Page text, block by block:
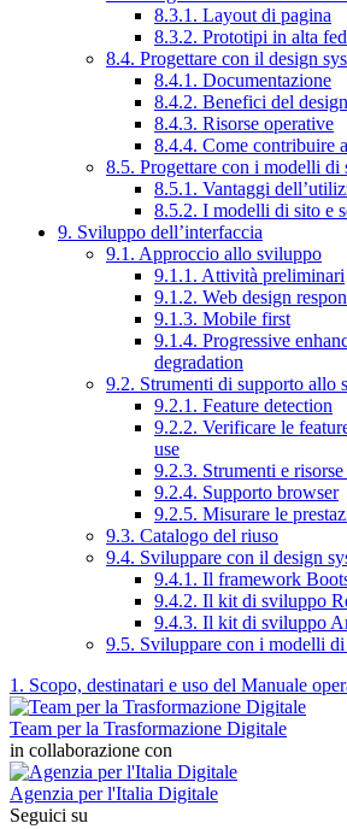
8.3.1. Layout di pagina
8.3.2. Prototipi in alta
8.4. Progettare con il design
8.4.1. Documentazione
8.4.2. Benefici del
8.4.3. Risorse operative
8.4.4. Come contribuire
8.5. Progettare con i modelli di
8.5.1. Vantaggi
8.5.2. I modelli di sito e
9. Sviluppo dell’interfaccia
9.1. Approccio allo sviluppo
9.1.1. Attività preliminari
9.1.2. Web design
9.1.3. Mobile first
9.1.4. Progressive
degradation
9.2. Strumenti di supporto allo
9.2.1. Feature detection
9.2.2. Verificare le
use
9.2.3. Strumenti e
9.2.4. Supporto browser
9.2.5. Misurare le
9.3. Catalogo del riuso
9.4. Sviluppare con il design
9.4.1. Il framework
9.4.2. Il kit di sviluppo
9.4.3. Il kit di sviluppo
9.5. Sviluppare con i modelli
1. Scopo, destinatari e uso del Manuale
Team per la Trasformazione Digitale
in collaborazione con
Agenzia per l'Italia Digitale
Seguici su